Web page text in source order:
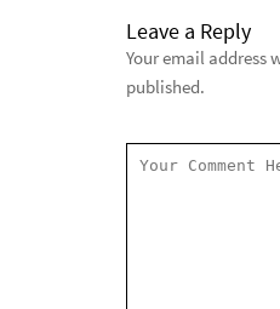
Leave a Reply
Your email address
published.